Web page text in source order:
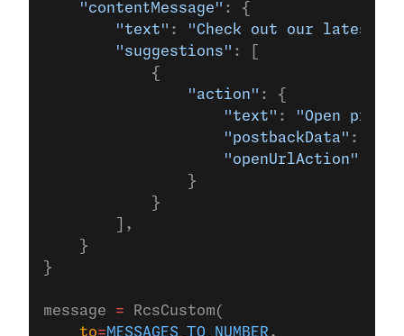
    "contentMessage"
: {
        "text"
:
"Check out our latest
        "suggestions"
: [
            {
                "action"
: {
                    "text"
:
"Open
                    "postbackData"
:
                    "openUrlAction"
                }
            }
        ],
    }
}
message = RcsCustom(
    to
=MESSAGES_TO_NUMBER ,